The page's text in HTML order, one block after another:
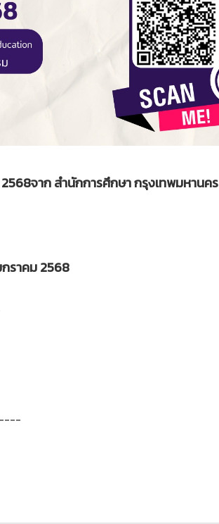
จาก สำนักการศึกษา กรุงเทพมหานคร
ราคม 2568